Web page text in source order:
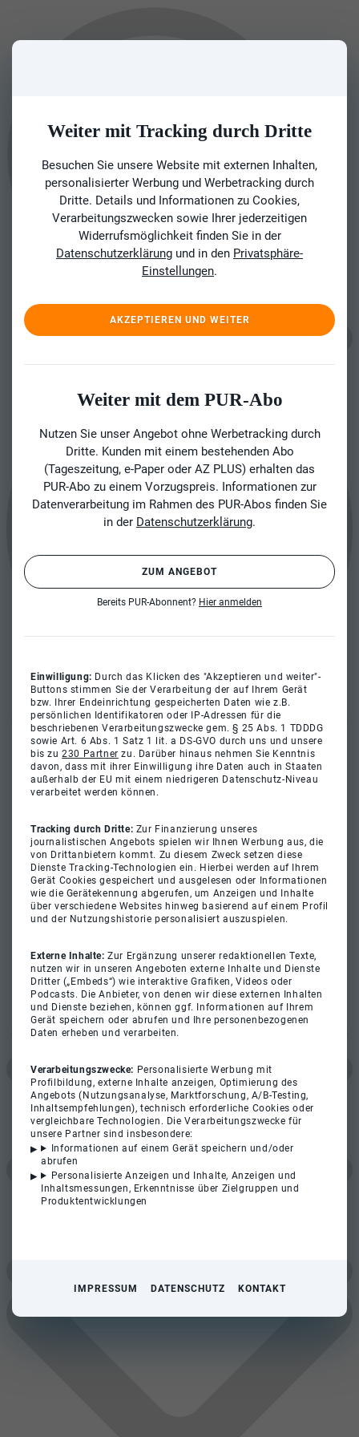
Weiter mit Tracking durch Dritte
Besuchen Sie unsere Website mit externen Inhalten,
personalisierter Werbung und Werbetracking durch
Dritte. Details und Informationen zu Cookies,
Verarbeitungszwecken sowie Ihrer jederzeitigen
Widerrufsmöglichkeit finden Sie in der
Datenschutzerklärung und in den Privatsphäre-
Einstellungen.
AKZEPTIEREN UND WEITER
Weiter mit dem PUR-Abo
Nutzen Sie unser Angebot ohne Werbetracking durch
Dritte. Kunden mit einem bestehenden Abo
(Tageszeitung, e-Paper oder AZ PLUS) erhalten das
PUR-Abo zu einem Vorzugspreis. Informationen zur
Datenverarbeitung im Rahmen des PUR-Abos finden Sie
in der Datenschutzerklärung.
ZUM ANGEBOT
Bereits PUR-Abonnent? Hier anmelden
Einwilligung: Durch das Klicken des "Akzeptieren und weiter"-
Buttons stimmen Sie der Verarbeitung der auf Ihrem Gerät
bzw. Ihrer Endeinrichtung gespeicherten Daten wie z.B.
persönlichen Identifikatoren oder IP-Adressen für die
beschriebenen Verarbeitungszwecke gem. § 25 Abs. 1 TDDDG
sowie Art. 6 Abs. 1 Satz 1 lit. a DS-GVO durch uns und unsere
bis zu230 Partner zu. Darüber hinaus nehmen Sie Kenntnis
davon, dass mit ihrer Einwilligung ihre Daten auch in Staaten
außerhalb der EU mit einem niedrigeren Datenschutz-Niveau
verarbeitet werden können.
Tracking durch Dritte: Zur Finanzierung unseres
journalistischen Angebots spielen wir Ihnen Werbung aus, die
von Drittanbietern kommt. Zu diesem Zweck setzen diese
Dienste Tracking-Technologien ein. Hierbei werden auf Ihrem
Gerät Cookies gespeichert und ausgelesen oder Informationen
wie die Gerätekennung abgerufen, um Anzeigen und Inhalte
über verschiedene Websites hinweg basierend auf einem Profil
und der Nutzungshistorie personalisiert auszuspielen.
Externe Inhalte:Zur Ergänzung unserer redaktionellen Texte,
nutzen wir in unseren Angeboten externe Inhalte und Dienste
Dritter („Embeds“) wie interaktive Grafiken, Videos oder
Podcasts. Die Anbieter, von denen wir diese externen Inhalten
und Dienste beziehen, können ggf. Informationen auf Ihrem
Gerät speichern oder abrufen und Ihre personenbezogenen
Daten erheben und verarbeiten.
Verarbeitungszwecke: Personalisierte Werbung mit
Profilbildung, externe Inhalte anzeigen, Optimierung des
Angebots (Nutzungsanalyse, Marktforschung, A/B-Testing,
Inhaltsempfehlungen), technisch erforderliche Cookies oder
vergleichbare Technologien. Die Verarbeitungszwecke für
unsere Partner sind insbesondere:
Informationen auf einem Gerät speichern und/oder
abrufen
Personalisierte Anzeigen und Inhalte, Anzeigen und
Inhaltsmessungen, Erkenntnisse über Zielgruppen und
Produktentwicklungen
IMPRESSUM DATENSCHUTZ KONTAKT